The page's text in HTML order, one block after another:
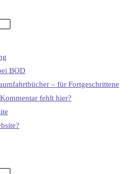
BOD
– für Fortgeschrittene
fehlt hier?